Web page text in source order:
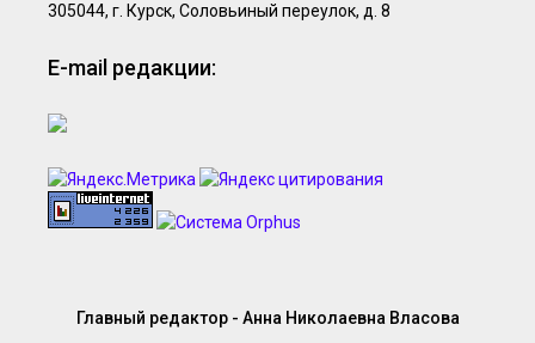
305044, г. Курск, Соловьиный переулок, д. 8
E-mail редакции:
Главный редактор - Анна Николаевна Власова